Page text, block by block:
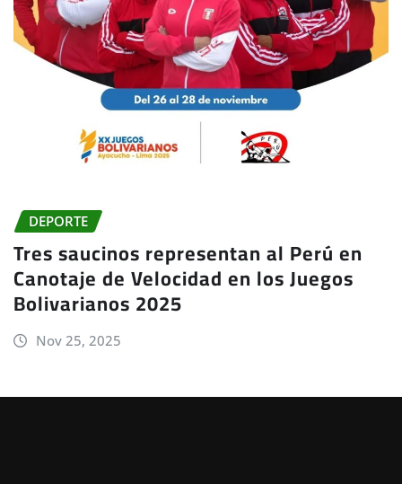
DEPORTE
Tres saucinos representan al Perú en
Canotaje de Velocidad en los Juegos
Bolivarianos 2025
Nov 25, 2025